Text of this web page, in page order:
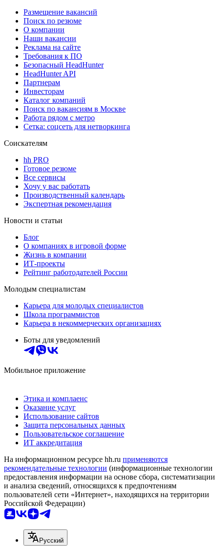
Размещение вакансий
Поиск по резюме
О компании
Наши вакансии
Реклама на сайте
Требования к ПО
Безопасный HeadHunter
HeadHunter API
Партнерам
Инвесторам
Каталог компаний
Поиск по вакансиям в Москве
Работа рядом с метро
Сетка: соцсеть для нетворкинга
Соискателям
hh PRO
Готовое резюме
Все сервисы
Хочу у вас работать
Производственный календарь
Экспертная рекомендация
Новости и статьи
Блог
О компаниях в игровой форме
Жизнь в компании
ИТ-проекты
Рейтинг работодателей России
Молодым специалистам
Карьера для молодых специалистов
Школа программистов
Карьера в некоммерческих организациях
Боты для уведомлений
Мобильное приложение
Этика и комплаенс
Оказание услуг
Использование сайтов
Защита персональных данных
Пользовательское соглашение
ИТ аккредитация
На информационном ресурсе hh.ru применяются
рекомендательные технологии (информационные технологии
предоставления информации на основе сбора, систематизации
и анализа сведений, относящихся к предпочтениям
пользователей сети «Интернет», находящихся на территории
Российской Федерации)
Русский